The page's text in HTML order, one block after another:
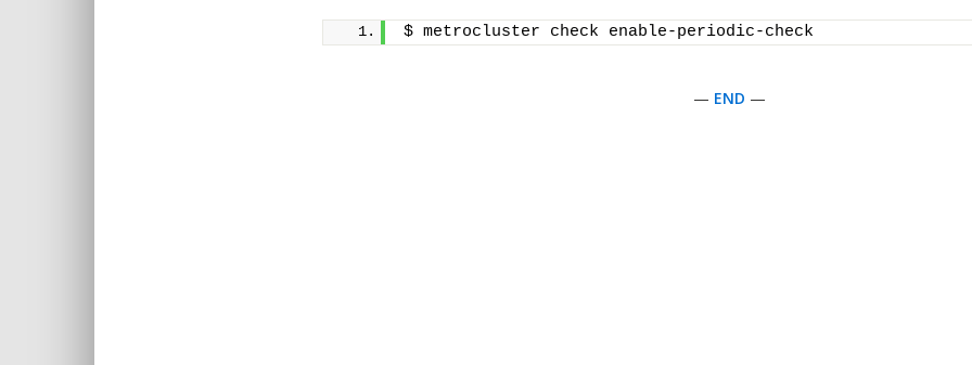
$ metrocluster check enable-periodic-check
— END —